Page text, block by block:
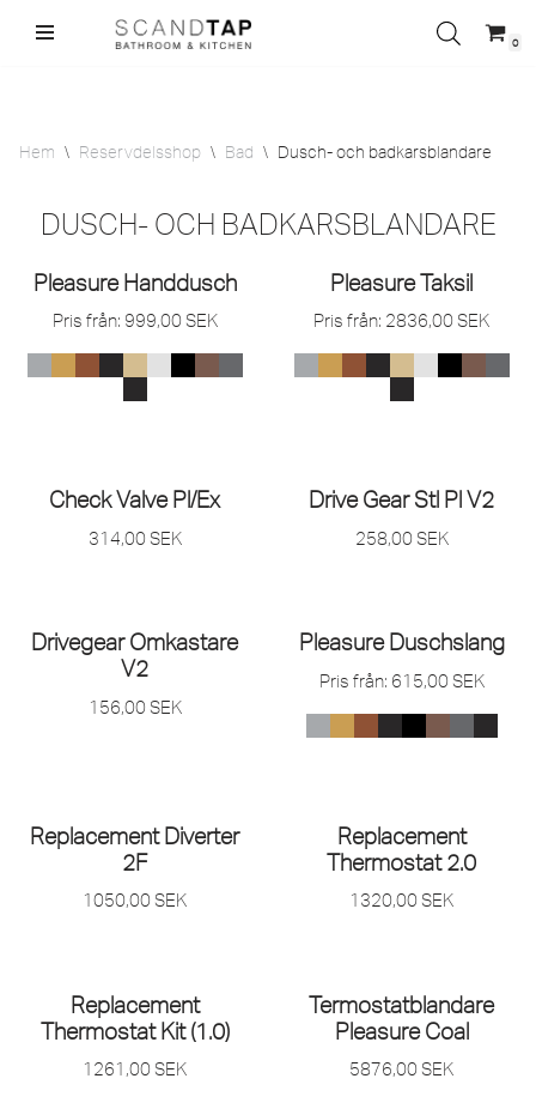
0
Hem \ Reservdelsshop \ Bad \ Dusch- och badkarsblandare
DUSCH- OCH BADKARSBLANDARE
Pleasure Handdusch
Pris från: 999,00 SEK
Pleasure Taksil
Pris från: 2836,00 SEK
Check Valve Pl/Ex
314,00 SEK
Drive Gear Stl Pl V2
258,00 SEK
Drivegear Omkastare
V2
156,00 SEK
Pleasure Duschslang
Pris från: 615,00 SEK
Replacement Diverter
2F
1050,00 SEK
Replacement
Thermostat 2.0
1320,00 SEK
Replacement
Thermostat Kit (1.0)
1261,00 SEK
Termostatblandare
Pleasure Coal
5876,00 SEK